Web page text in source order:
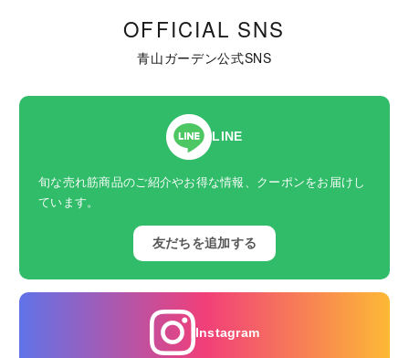
OFFICIAL SNS
青山ガーデン公式SNS
LINE
旬な売れ筋商品のご紹介やお得な情報、クーポンをお届けし
ています。
友だちを追加する
Instagram